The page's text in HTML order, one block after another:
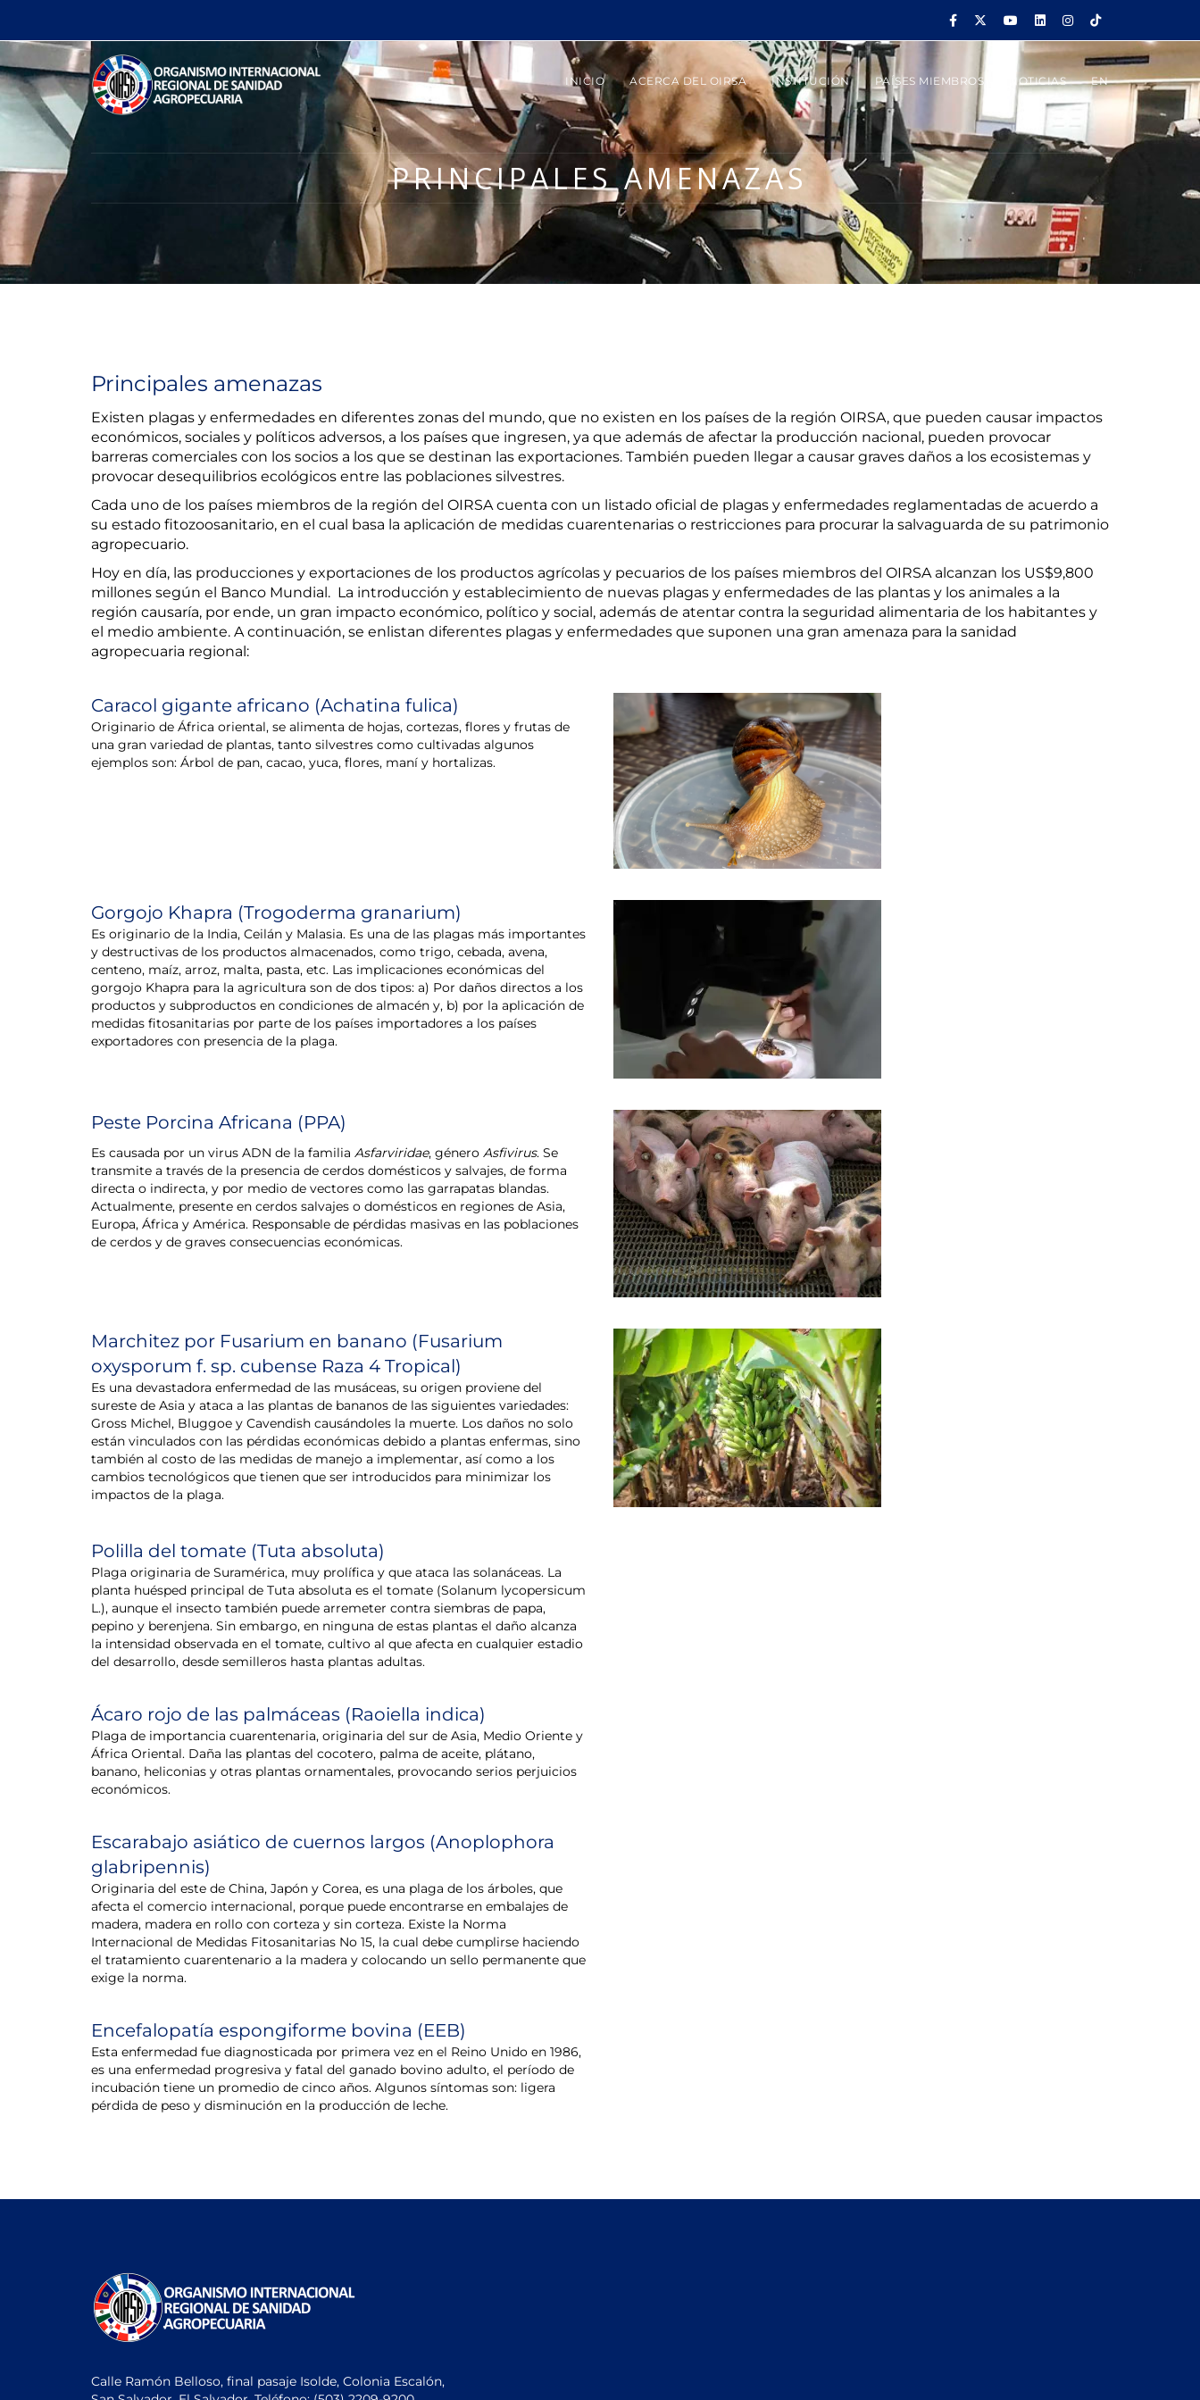
INICIO ACERCA DEL OIRSA INSTITUCIÓN PAÍSES MIEMBROS NOTICIAS EN
PRINCIPALES AMENAZAS
Principales amenazas
Existen plagas y enfermedades en diferentes zonas del mundo, que no existen en los países de la región OIRSA, que pueden causar impactos
económicos, sociales y políticos adversos, a los países que ingresen, ya que además de afectar la producción nacional, pueden provocar
barreras comerciales con los socios a los que se destinan las exportaciones. También pueden llegar a causar graves daños a los ecosistemas y
provocar desequilibrios ecológicos entre las poblaciones silvestres.
Cada uno de los países miembros de la región del OIRSA cuenta con un listado oficial de plagas y enfermedades reglamentadas de acuerdo a
su estado fitozoosanitario, en el cual basa la aplicación de medidas cuarentenarias o restricciones para procurar la salvaguarda de su patrimonio
agropecuario.
Hoy en día, las producciones y exportaciones de los productos agrícolas y pecuarios de los países miembros del OIRSA alcanzan los US$9,800
millones según el Banco Mundial. La introducción y establecimiento de nuevas plagas y enfermedades de las plantas y los animales a la
región causaría, por ende, un gran impacto económico, político y social, además de atentar contra la seguridad alimentaria de los habitantes y
el medio ambiente. A continuación, se enlistan diferentes plagas y enfermedades que suponen una gran amenaza para la sanidad
agropecuaria regional:
Caracol gigante africano (Achatina fulica)
Originario de África oriental, se alimenta de hojas, cortezas, flores y frutas de
una gran variedad de plantas, tanto silvestres como cultivadas algunos
ejemplos son: Árbol de pan, cacao, yuca, flores, maní y hortalizas.
Gorgojo Khapra (Trogoderma granarium)
Es originario de la India, Ceilán y Malasia. Es una de las plagas más importantes
y destructivas de los productos almacenados, como trigo, cebada, avena,
centeno, maíz, arroz, malta, pasta, etc. Las implicaciones económicas del
gorgojo Khapra para la agricultura son de dos tipos: a) Por daños directos a los
productos y subproductos en condiciones de almacén y, b) por la aplicación de
medidas fitosanitarias por parte de los países importadores a los países
exportadores con presencia de la plaga.
Peste Porcina Africana (PPA)
Es causada por un virus ADN de la familia Asfarviridae, género Asfivirus. Se
transmite a través de la presencia de cerdos domésticos y salvajes, de forma
directa o indirecta, y por medio de vectores como las garrapatas blandas.
Actualmente, presente en cerdos salvajes o domésticos en regiones de Asia,
Europa, África y América. Responsable de pérdidas masivas en las poblaciones
de cerdos y de graves consecuencias económicas.
Marchitez por Fusarium en banano (Fusarium
oxysporum f. sp. cubense Raza 4 Tropical)
Es una devastadora enfermedad de las musáceas, su origen proviene del
sureste de Asia y ataca a las plantas de bananos de las siguientes variedades:
Gross Michel, Bluggoe y Cavendish causándoles la muerte. Los daños no solo
están vinculados con las pérdidas económicas debido a plantas enfermas, sino
también al costo de las medidas de manejo a implementar, así como a los
cambios tecnológicos que tienen que ser introducidos para minimizar los
impactos de la plaga.
Polilla del tomate (Tuta absoluta)
Plaga originaria de Suramérica, muy prolífica y que ataca las solanáceas. La
planta huésped principal de Tuta absoluta es el tomate (Solanum lycopersicum
L.), aunque el insecto también puede arremeter contra siembras de papa,
pepino y berenjena. Sin embargo, en ninguna de estas plantas el daño alcanza
la intensidad observada en el tomate, cultivo al que afecta en cualquier estadio
del desarrollo, desde semilleros hasta plantas adultas.
Ácaro rojo de las palmáceas (Raoiella indica)
Plaga de importancia cuarentenaria, originaria del sur de Asia, Medio Oriente y
África Oriental. Daña las plantas del cocotero, palma de aceite, plátano,
banano, heliconias y otras plantas ornamentales, provocando serios perjuicios
económicos.
Escarabajo asiático de cuernos largos (Anoplophora
glabripennis)
Originaria del este de China, Japón y Corea, es una plaga de los árboles, que
afecta el comercio internacional, porque puede encontrarse en embalajes de
madera, madera en rollo con corteza y sin corteza. Existe la Norma
Internacional de Medidas Fitosanitarias No 15, la cual debe cumplirse haciendo
el tratamiento cuarentenario a la madera y colocando un sello permanente que
exige la norma.
Encefalopatía espongiforme bovina (EEB)
Esta enfermedad fue diagnosticada por primera vez en el Reino Unido en 1986,
es una enfermedad progresiva y fatal del ganado bovino adulto, el período de
incubación tiene un promedio de cinco años. Algunos síntomas son: ligera
pérdida de peso y disminución en la producción de leche.
Calle Ramón Belloso, final pasaje Isolde, Colonia Escalón,